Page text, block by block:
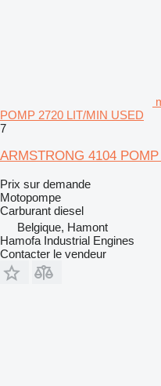
POMP 2720 LIT/MIN USED
7
ARMSTRONG 4104
Prix sur demande
Motopompe
Carburant diesel
Belgique, Hamont
Hamofa Industrial Engines
Contacter le vendeur